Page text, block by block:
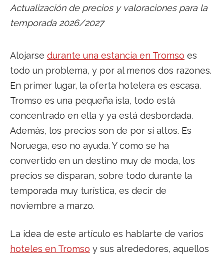
Actualización de precios y valoraciones para la
temporada 2026/2027
Alojarse durante una estancia en Tromso es
todo un problema, y por al menos dos razones.
En primer lugar, la oferta hotelera es escasa.
Tromso es una pequeña isla, todo está
concentrado en ella y ya está desbordada.
Además, los precios son de por sí altos. Es
Noruega, eso no ayuda. Y como se ha
convertido en un destino muy de moda, los
precios se disparan, sobre todo durante la
temporada muy turística, es decir de
noviembre a marzo.
La idea de este artículo es hablarte de varios
hoteles en Tromso y sus alrededores, aquellos